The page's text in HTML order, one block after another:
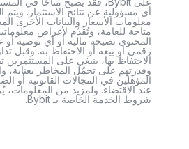
أي مسؤولية عن نتائج الاستثمار.
معلومات الأسعار والبيانات الأخرى
متاحة للعامة، وتُقدَّم لأغراض
المحتوى نصيحة مالية أو أي توصية
رقمي أو بيعه أو الاحتفاظ به. وقبل
الاحتفاظ بها، ينبغي على المستثمرين
وقدرتهم على تحمّل المخاطر بعناية،
المؤهلين في المجالات القانونية أو
عند الاقتضاء. ولمزيد من
شروط الخدمة الخاصة بـ Bybit.